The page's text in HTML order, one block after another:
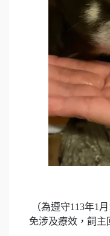
（為遵守113年1 月
免涉及療效，飼主